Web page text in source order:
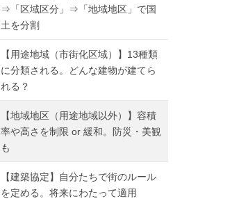
⇒「区域区分」⇒「地域地区」で国
土を分割
【用途地域（市街化区域）】13種類
に分類される。どんな建物が建てら
れる？
【地域地区（用途地域以外）】容積
率や高さを制限 or 緩和。防災・美観
も
【建築協定】自分たちで街のルール
を定める。将来にわたって適用